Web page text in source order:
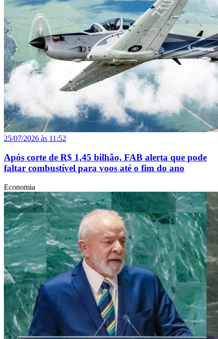
25/07/2026 às 11:52
Após corte de R$ 1,45 bilhão, FAB alerta que pode
faltar combustível para voos até o fim do ano
Economia